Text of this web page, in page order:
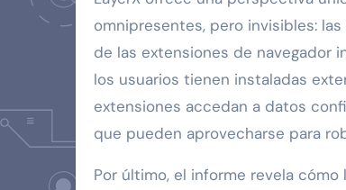
omnipresentes, pero invisibles: las
de las extensiones de navegador
los usuarios tienen instaladas
extensiones accedan a datos
que pueden aprovecharse para
Por último, el informe revela